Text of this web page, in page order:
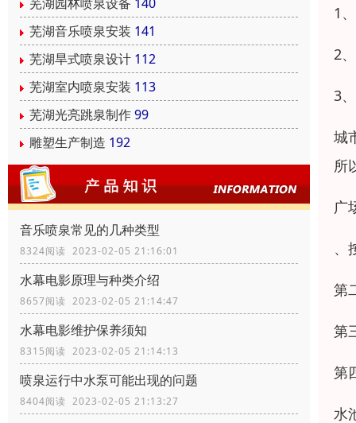
芜湖音乐喷泉安装 141
芜湖旱式喷泉设计 112
芜湖室内喷泉安装 113
芜湖光亮跳泉制作99
雕塑生产制造 192
音乐喷泉常见的几种类型
8324阅读 2023-02-05 21:16:01
水幕电影原理与种类介绍
8657阅读 2023-02-05 21:14:47
水幕电影维护保养须知
8315阅读 2023-02-05 21:14:13
喷泉运行中水泵可能出现的问题
8404阅读 2023-02-05 21:13:27
1
2
3
城
所
广
、
第
第
第
水